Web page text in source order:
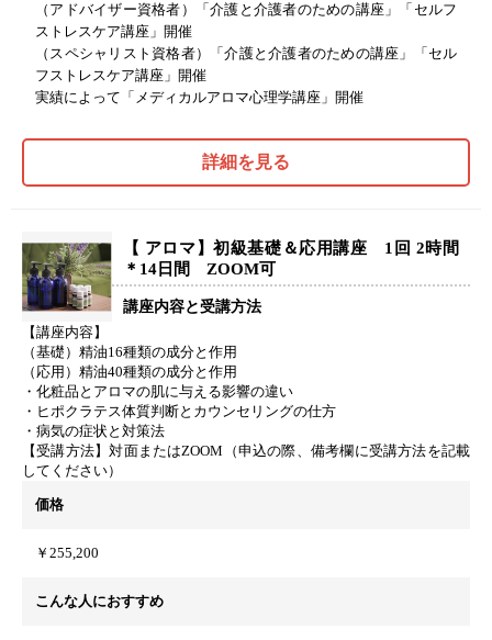
（アドバイザー資格者）「介護と介護者のための講座」「セルフ
ストレスケア講座」開催
（スペシャリスト資格者）「介護と介護者のための講座」「セル
フストレスケア講座」開催
実績によって「メディカルアロマ心理学講座」開催
詳細を見る
【 アロマ】初級基礎＆応用講座 1回 2時間
＊14日間 ZOOM可
講座内容と受講方法
【講座内容】
（基礎）精油16種類の成分と作用
（応用）精油40種類の成分と作用
・化粧品とアロマの肌に与える影響の違い
・ヒポクラテス体質判断とカウンセリングの仕方
・病気の症状と対策法
【受講方法】対面またはZOOM（申込の際、備考欄に受講方法を記載
してください）
価格
￥255,200
こんな人におすすめ